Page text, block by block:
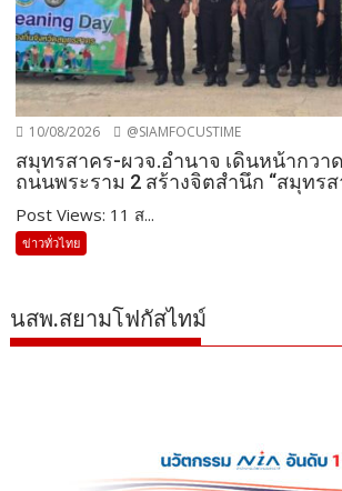
10/08/2026 @SIAMFOCUSTIME
สมุทรสาคร-ผวจ.อำนาจ เดินหน้ากว
ถนนพระราม 2 สร้างจิตสำนึก “สมุทรส
Post Views: 11 ส...
ข่าวทั่วไทย
นสพ.สยามโฟกัสไทม์